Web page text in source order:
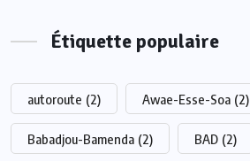
Étiquette populaire
autoroute (2) Awae-Esse-Soa (2)
Babadjou-Bamenda (2) BAD (2)